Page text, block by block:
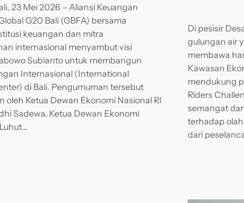
23 Mei 2026 – Aliansi Keuangan
G20 Bali (GBFA) bersama
keuangan dan mitra
internasional menyambut visi
Subianto untuk membangun
Internasional (International
di Bali. Pengumuman tersebut
oleh Ketua Dewan Ekonomi Nasional RI
Sadewa, Ketua Dewan Ekonomi
Di pesisir
gulungan air
membawa
Kawasan
mendukung
Riders
semangat
terhadap
dari